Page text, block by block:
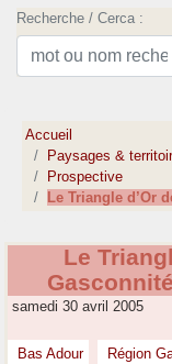
Recherche / Cerca :
Accueil
Paysages &
Prospective
Le Triangle d’Or
Le
samedi 30 avril 2005
Bas Adour Région